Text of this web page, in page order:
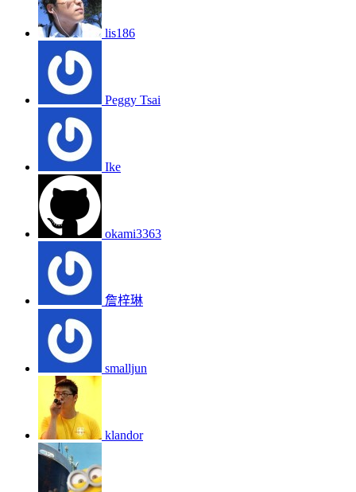
lis186
Peggy Tsai
Ike
okami3363
詹梓琳
smalljun
klandor